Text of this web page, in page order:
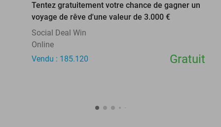
Tentez gratuitement votre chance de gagner un
voyage de rêve d'une valeur de 3.000 €
Social Deal Win
Online
Vendu : 185.120
Gratuit